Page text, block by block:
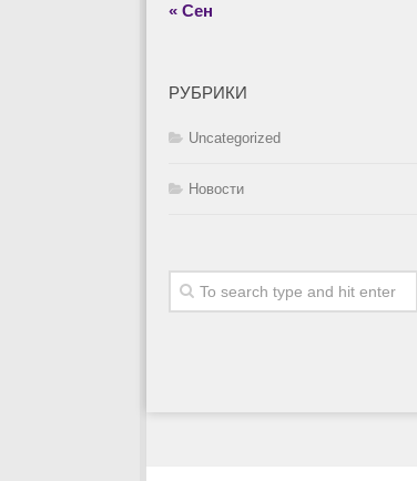
« Сен
РУБРИКИ
Uncategorized
Новости